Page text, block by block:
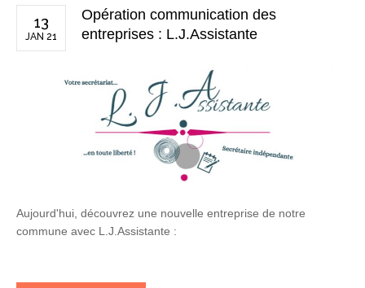
13
JAN 21
Opération communication des
entreprises : L.J.Assistante
Aujourd'hui, découvrez une nouvelle entreprise de notre
commune avec L.J.Assistante :